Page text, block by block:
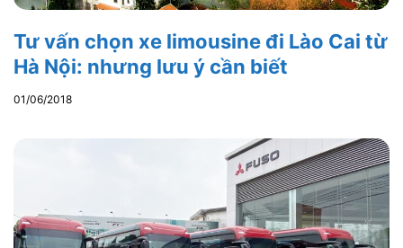
Tư vấn chọn xe limousine đi Lào Cai từ
Hà Nội: nhưng lưu ý cần biết
01/06/2018